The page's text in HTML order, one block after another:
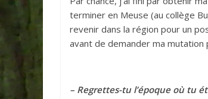
terminer en Meuse (au collège
revenir dans la région pour un
avant de demander ma mutation
– Regrettes-tu l’époque où tu